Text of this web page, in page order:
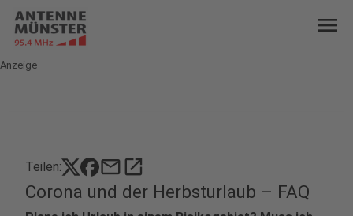
menu
Anzeige
Teilen: mailopen_in_new
Corona und der Herbsturlaub – FAQ